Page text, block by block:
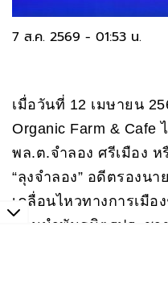
7 ส.ค. 2569 - 01:53 น.
เมื่อวันที่ 12 เมษายน
Organic Farm & Cafe
พล.ต.จำลอง ศรีเมือง
“ลุงจำลอง” อดีตรองน
เคลื่อนไหวทางการเมือ
แกนนำพันธมิตรประชา